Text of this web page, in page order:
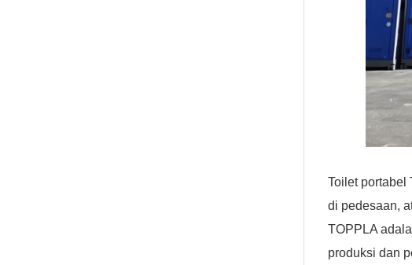
Toilet portabel
di pedesaan,
TOPPLA
produksi dan